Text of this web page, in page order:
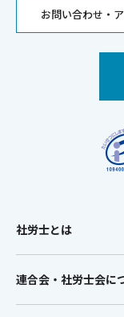
お問い合わせ・
社労士とは
連合会・社労士会に